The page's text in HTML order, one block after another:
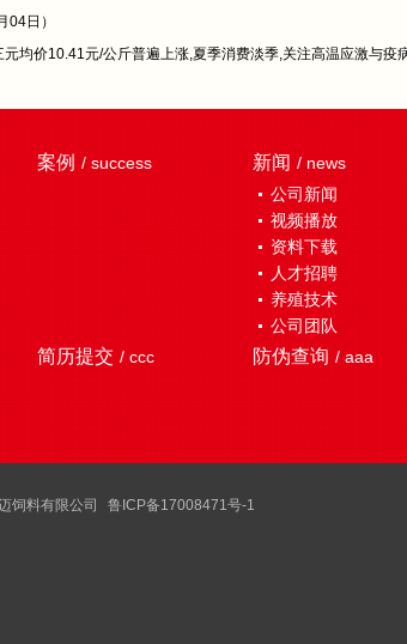
日）
均价10.41元/公斤普遍上涨,夏季消费淡季,关注高温应激与疫
案例 / success 新闻 / news
公司新闻
视频播放
资料下载
人才招聘
养殖技术
公司团队
简历提交 / ccc 防伪查询 / aaa
饲料有限公司 鲁ICP备17008471号-1